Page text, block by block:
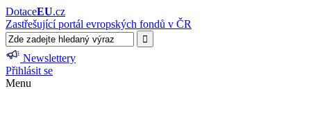
DotaceEU.cz
Zastřešující portál evropských fondů v ČR
Newslettery
Přihlásit se
Menu